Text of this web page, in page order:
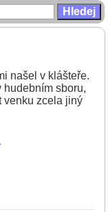
našel v klášteře.
hudebním sboru,
venku zcela jiný